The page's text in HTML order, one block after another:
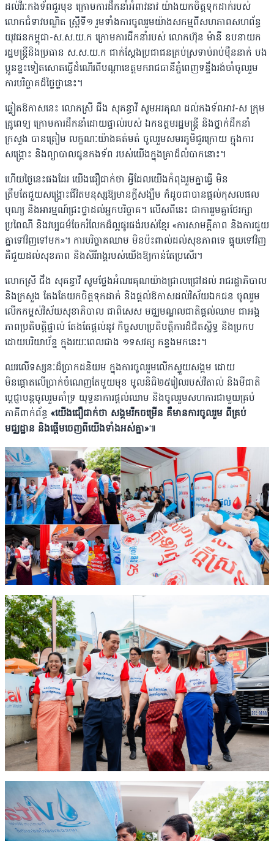
ដល់វីរៈកងទ័ពជួរមុខ ក្រោមការដឹកនាំអំពាវនាវ យ៉ាងយកចិត្តទុកដាក់របស់
លោកជំទាវបណ្ឌិត ស្រី្តទី១ រួមទាំងការចូលរួមយ៉ាងសកម្មពីសហភាពសហព័ន្ធ
យុវជនកម្ពុជា-ស.ស.យ.ក ក្រោមការដឹកនាំរបស់ លោកហ៊ុន ម៉ានី ឧបនាយក
រដ្ឋមន្ត្រីនិងប្រធាន ស.ស.យ.ក ជាក់ស្តែងប្រជាជនគ្រប់ស្រទាប់រាប់ម៉ឺននាក់ បង
ប្អូនខ្លះទៀតសោតធ្វើដំណើរពីបណ្តាខេត្តមករាជធានីភ្នំពេញទន្ទឹងរង់ចាំចូលរួម
ការបរិច្ចាគដ៏ថ្លៃថ្លានេះ។
ឆ្លៀតឱកាសនេះ លោកស្រី ជឹង សុគន្ធាវី សូមអរគុណ ដល់កងទ័ពអាវ-ស ក្រុម
គ្រូពេទ្យ ក្រោមការដឹកនាំដោយផ្ទាល់របស់ ឯកឧត្តមរដ្ឋមន្ត្រី និងថ្នាក់ដឹកនាំ
ក្រសួង បានត្រៀម លក្ខណៈយ៉ាងគត់មត់ ចូលរួមសមរភូមិជួរក្រោយ ក្នុងការ
សង្គ្រោះ និងព្យាបាលជូនកងទ័ព របស់យើងក្នុងគ្រាដ៏លំបាកនោះ។
ហើយថ្ងៃនេះផងដែរ យើងជឿជាក់ថា អ្វីដែលយើងកំពុងរួមគ្នាធ្វើ មិន
ត្រឹមតែជួយសង្គ្រោះជីវិតមនុស្សឱ្យមានក្តីសង្ឃឹម ក៏ដូចជាបានផ្តល់កុសលផល
បុណ្យ និងអារម្មណ៍ជ្រះថ្លាដល់អ្នកបរិច្ចាគ។ លើសពីនេះ ជាការរួមគ្នាថែរក្សា
ប្រពៃណី និងវប្បធម៌ចែករំលែកដ៏ល្អផូរផង់របស់ខ្មែរ «ការសាមគ្គីភាព និងការជួយ
គ្នាទៅវិញទៅមក»។ ការបរិច្ចាគឈាម មិនប៉ះពាល់ដល់សុខភាពទេ ផ្ទុយទៅវិញ
គឺជួយដល់សុខភាព និងសិរីរាង្គរបស់យើងឱ្យកាន់តែប្រសើរ។
លោកស្រី ជឹង សុគន្ធាវី សូមថ្លែងអំណរគុណយ៉ាងជ្រាលជ្រៅដល់ រាជរដ្ឋាភិបាល
និងក្រសួង តែងតែយកចិត្តទុកដាក់ និងផ្តល់ឱកាសដល់វិស័យឯកជន ចូលរួម
លើកកម្ពស់វិស័យសុខាភិបាល ជាពិសេស មជ្ឈមណ្ឌលជាតិផ្តល់ឈាម ជាអង្គ
ភាពប្រតិបត្តិផ្ទាល់ តែងតែផ្តល់នូវ កិច្ចសហប្រតិបត្តិការដ៏ជិតស្និទ្ធ និងប្រកប
ដោយបរិយាប័ន្ន ក្នុងរយៈពេលជាង ១ទសវត្ស កន្លងមកនេះ។
ឈរលើទស្សនៈដ៏ប្រាកដនិយម ក្នុងការចូលរួមលើកស្ទួយសង្គម ដោយ
មិនផ្តោតលើប្រាក់ចំណេញតែមួយមុខ មូលនិធិ២៥រៀលរបស់វីតាល់ និងមីជាតិ
ប្តេជ្ញាបន្តចូលរួមគាំទ្រ យុទ្ធនាការផ្តល់ឈាម និងចូលរួមសហការជាមួយគ្រប់
ភាគីពាក់ព័ន្ធ «យើងជឿជាក់ថា សង្គមរីកចម្រើន គឺមានការចូលរួម ពីគ្រប់
មជ្ឈដ្ឋាន និងផ្តើមចេញពីយើងទាំងអស់គ្នា»៕